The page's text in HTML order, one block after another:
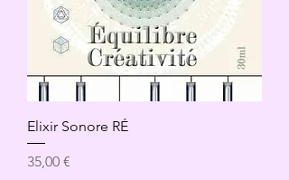
Elixir Sonore RÉ
Preis
35,00 €